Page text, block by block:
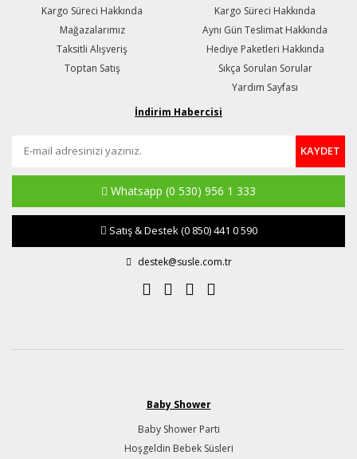
Kargo Süreci Hakkında
Mağazalarımız
Taksitli Alışveriş
Toptan Satış
Kargo Süreci Hakkında
Aynı Gün Teslimat Hakkında
Hediye Paketleri Hakkında
Sıkça Sorulan Sorular
Yardım Sayfası
İndirim Habercisi
KAYDET
Whatsapp (0 530) 956 1 333
Satış & Destek(0 850) 441 0 590
destek@susle.com.tr
Baby Shower
Baby Shower Parti
Hoşgeldin Bebek Süsleri